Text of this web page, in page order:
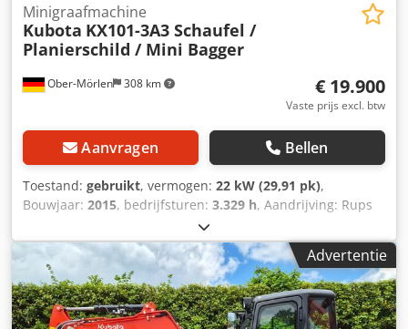
Ober-Mörlen 308 km
Minigraafmachine
Kubota KX101-3A3 Schaufel /
Planierschild / Mini Bagger
€ 19.900
Vaste prijs excl. btw
Aanvragen Bellen
Toestand: gebruikt, vermogen: 22 kW (29,91 pk),
Bouwjaar: 2015, bedrijfsturen: 3.329 h, Aandrijving: Rups
Leeggewicht: 3.520 kg Neem contact op met Emal Jaweed
voor meer informatie. Minigraver, Kubota KX101-3A3,
Bouwjaar: 2015, Bedrijfsuren: 3.329 uur, Lengte: 4,20 m,
Breedte: 1,53 m, Hoogte: 2,33 m, Gewicht: 3.520 kg,
Motorvermogen: 22,9 kW, Luchtgeveerde stoel, Radio,
Snelwisselsysteem Lehnhoff, Planierschild, Schep/Emmer.
Advertentie